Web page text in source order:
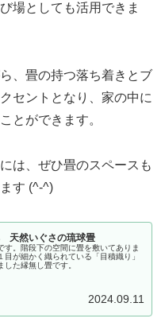
場としても活用できま
、畳の持つ落ち着きとブ
セントとなり、家の中に
とができます。
は、ぜひ畳のスペースも
す (^-^)
天然いぐさの琉球畳
す。階段下の空間に畳を敷いてありま
目が細かく織られている「目積織り」
した縁無し畳です。
2024.09.11